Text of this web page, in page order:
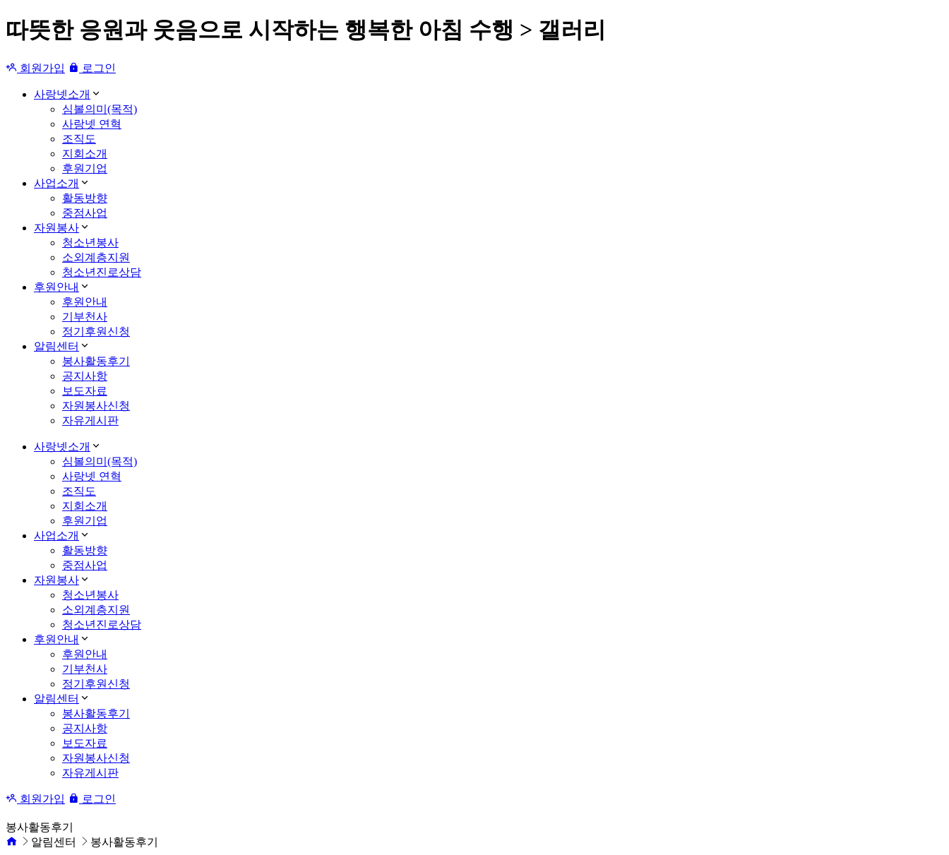
따뜻한 응원과 웃음으로 시작하는 행복한 아침 수행 > 갤러리
회원가입 로그인
사랑넷소개
심볼의미(목적)
사랑넷 연혁
조직도
지회소개
후원기업
사업소개
활동방향
중점사업
자원봉사
청소년봉사
소외계층지원
청소년진로상담
후원안내
후원안내
기부천사
정기후원신청
알림센터
봉사활동후기
공지사항
보도자료
자원봉사신청
자유게시판
사랑넷소개
심볼의미(목적)
사랑넷 연혁
조직도
지회소개
후원기업
사업소개
활동방향
중점사업
자원봉사
청소년봉사
소외계층지원
청소년진로상담
후원안내
후원안내
기부천사
정기후원신청
알림센터
봉사활동후기
공지사항
보도자료
자원봉사신청
자유게시판
회원가입 로그인
봉사활동후기
알림센터
봉사활동후기